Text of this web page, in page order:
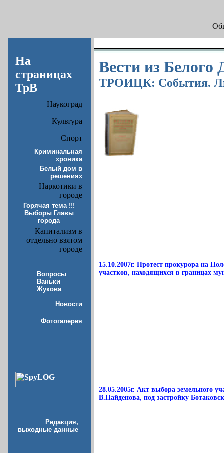
На
страницах
ТрВ
Наукоград
Культура
Спорт
Криминальная
хроника
Белый дом в
решениях
Наркотики в
городе
Горячая тема !!!
Выборы Главы
города
Капитализм в
отдельно взятом
городе
Вопросы
Ваньки
Жукова
Новости
Фотогалерея
Редакция,
выходные данные
Вести из Белого
ТРОИЦК: События.
15.10.2007г. Протест прокурора на
участков, находящихся в границах
28.05.2005г. Акт выбора земельного
В.Найденова, под застройку